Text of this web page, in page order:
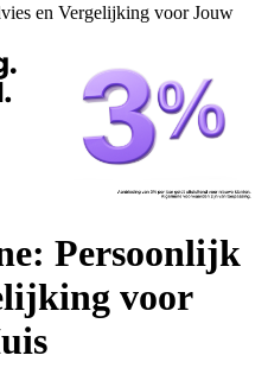
en Vergelijking voor Jouw
Persoonlijk
voor